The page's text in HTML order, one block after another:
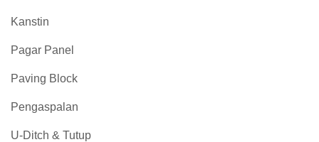
Kanstin
Pagar Panel
Paving Block
Pengaspalan
U-Ditch & Tutup